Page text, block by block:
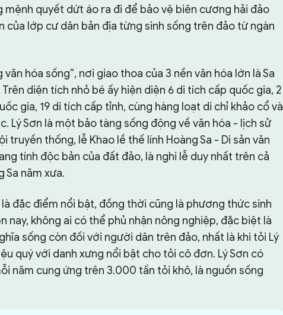
mệnh quyết dứt áo ra đi để bảo vệ biên cương hải đảo
của lớp cư dân bản địa từng sinh sống trên đảo từ ngàn
hóa sống”, nơi giao thoa của 3 nền văn hóa lớn là Sa
diện tích nhỏ bé ấy hiện diện 6 di tích cấp quốc gia, 2
gia, 19 di tích cấp tỉnh, cùng hàng loạt di chỉ khảo cổ và
Lý Sơn là một bảo tàng sống động về văn hóa - lịch sử
truyền thống, lễ Khao lề thế lính Hoàng Sa - Di sản văn
tính độc bản của đất đảo, là nghi lễ duy nhất trên cả
Sa năm xưa.
đặc điểm nổi bật, đồng thời cũng là phương thức sinh
nay, không ai có thể phủ nhận nông nghiệp, đặc biệt là
sống còn đối với người dân trên đảo, nhất là khi tỏi Lý
quý với danh xưng nổi bật cho tỏi cô đơn. Lý Sơn có
năm cung ứng trên 3.000 tấn tỏi khô, là nguồn sống